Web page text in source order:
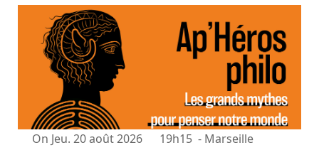
On Jeu. 20 août 2026 19h15 - Marseille